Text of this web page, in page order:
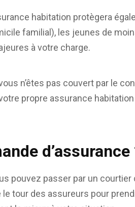
habitation protègera
familial), les jeunes de
à votre charge.
n’êtes pas couvert par le
propre assurance
d’assurance
pouvez passer par un
tour des assureurs pour